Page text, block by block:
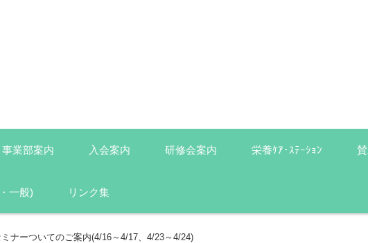
～
事業部案内 入会案内 研修会案内 栄養ｹｱ･ｽﾃｰｼｮﾝ
一般) リンク集
ナーついてのご案内(4/16～4/17、4/23～4/24)